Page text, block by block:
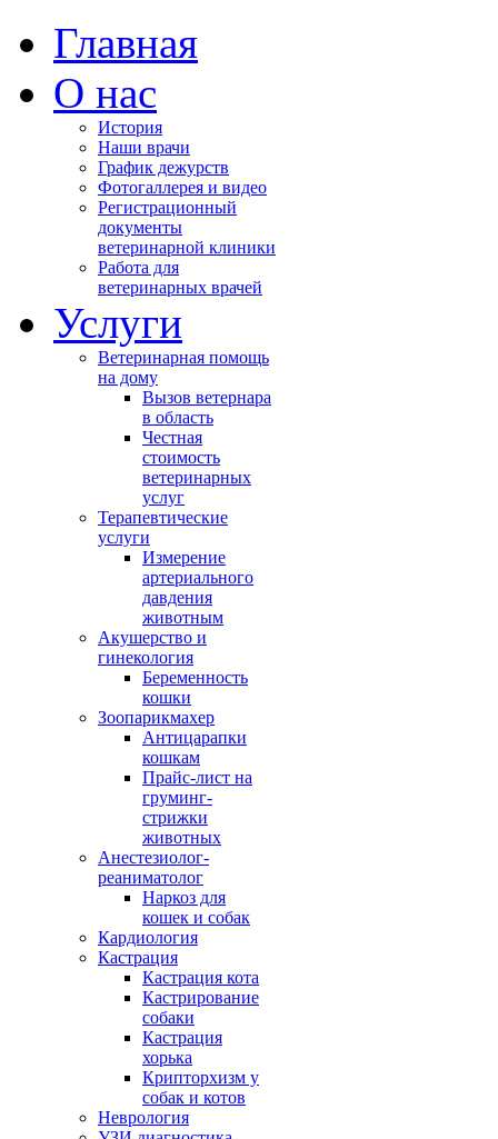
Главная
О нас
История
Наши врачи
График дежурств
Фотогаллерея и видео
Регистрационный
документы
ветеринарной клиники
Работа для
ветеринарных врачей
Услуги
Ветеринарная помощь
на дому
Вызов ветернара
в область
Честная
стоимость
ветеринарных
услуг
Терапевтические
услуги
Измерение
артериального
давдения
животным
Акушерство и
гинекология
Беременность
кошки
Зоопарикмахер
Антицарапки
кошкам
Прайс-лист на
груминг-
стрижки
животных
Анестезиолог-
реаниматолог
Наркоз для
кошек и собак
Кардиология
Кастрация
Кастрация кота
Кастрирование
собаки
Кастрация
хорька
Крипторхизм у
собак и котов
Неврология